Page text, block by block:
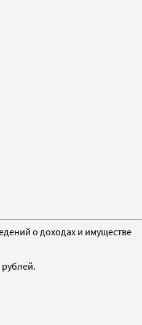
о доходах и имуществе